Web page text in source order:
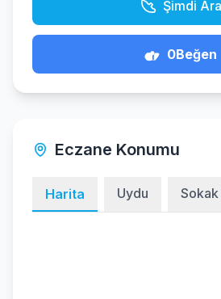
Şimdi Ara
0Beğen
Eczane Konumu
Harita Uydu Sokak